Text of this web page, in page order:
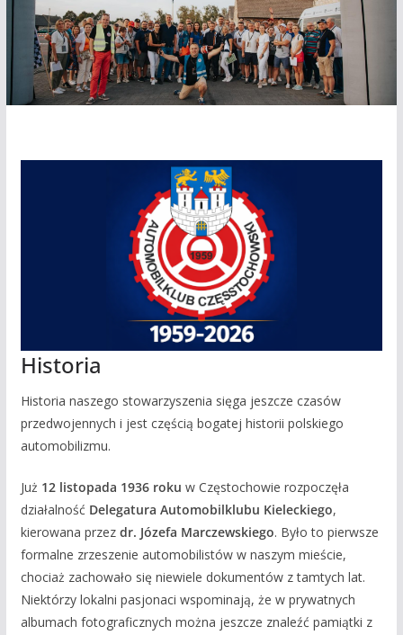
Historia
Historia naszego stowarzyszenia sięga jeszcze czasów
przedwojennych i jest częścią bogatej historii polskiego
automobilizmu.
Już 12 listopada 1936 roku w Częstochowie rozpoczęła
działalność Delegatura Automobilklubu Kieleckiego,
kierowana przez dr. Józefa Marczewskiego. Było to pierwsze
formalne zrzeszenie automobilistów w naszym mieście,
chociaż zachowało się niewiele dokumentów z tamtych lat.
Niektórzy lokalni pasjonaci wspominają, że w prywatnych
albumach fotograficznych można jeszcze znaleźć pamiątki z